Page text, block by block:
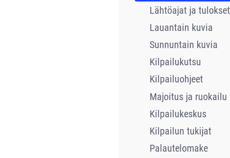
Lähtöajat ja tulokset
Lauantain kuvia
Sunnuntain kuvia
Kilpailukutsu
Kilpailuohjeet
Majoitus ja ruokailu
Kilpailukeskus
Kilpailun tukijat
Palautelomake